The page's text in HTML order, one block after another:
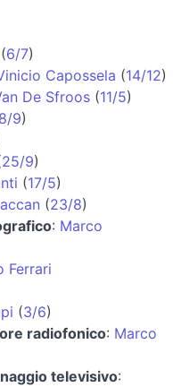
(6/7)
Capossela (14/12)
De Sfroos (11/5)
9)
25/9)
(17/5)
(23/8)
: Marco
Ferrari
(3/6)
radiofonico: Marco
televisivo: